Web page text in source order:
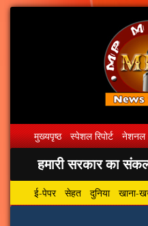
मुख्यपृष्ठ स्पेशल रिपोर्ट नेशनल
हमारी सरकार का
ई-पेपर सेहत दुनिया खाना-